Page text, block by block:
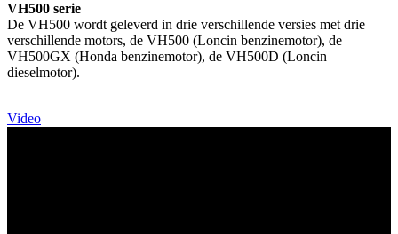
VH500 serie
De VH500 wordt geleverd in drie verschillende versies met drie
verschillende motors, de VH500 (Loncin benzinemotor), de
VH500GX (Honda benzinemotor), de VH500D (Loncin
dieselmotor).
Video